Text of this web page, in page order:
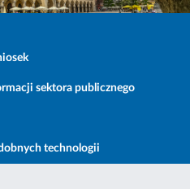
sektora publicznego
technologii